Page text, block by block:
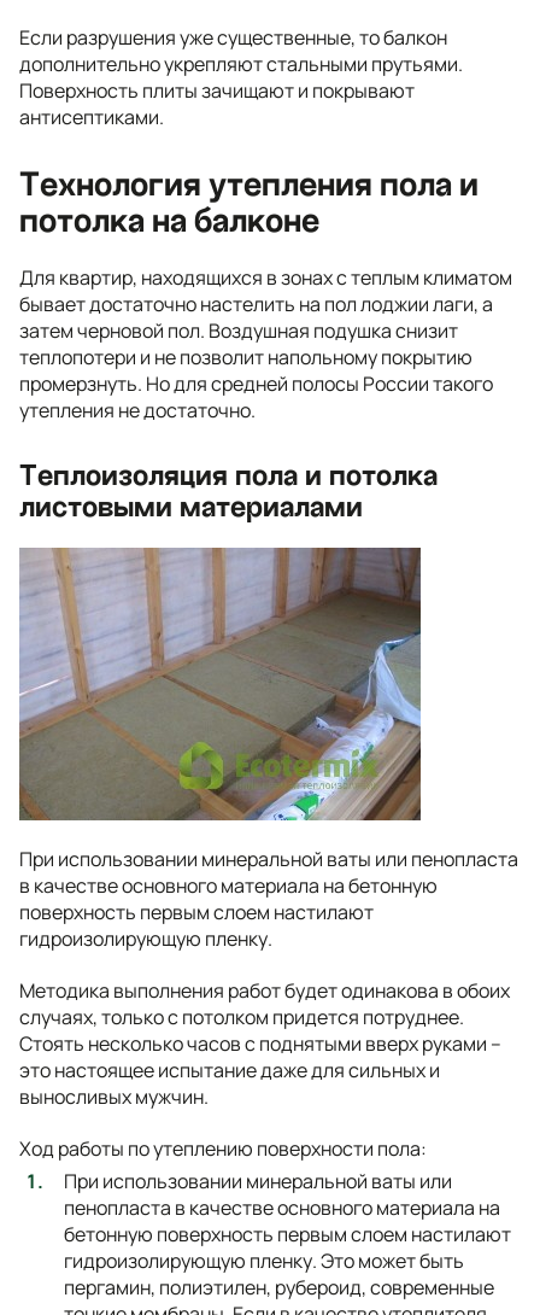
Если разрушения уже существенные, то балкон
дополнительно укрепляют стальными прутьями.
Поверхность плиты зачищают и покрывают
антисептиками.
Технология утепления пола и
потолка на балконе
Для квартир, находящихся в зонах с теплым климатом
бывает достаточно настелить на пол лоджии лаги, а
затем черновой пол. Воздушная подушка снизит
теплопотери и не позволит напольному покрытию
промерзнуть. Но для средней полосы России такого
утепления не достаточно.
Теплоизоляция пола и потолка
листовыми материалами
При использовании минеральной ваты или пенопласта
в качестве основного материала на бетонную
поверхность первым слоем настилают
гидроизолирующую пленку.
Методика выполнения работ будет одинакова в обоих
случаях, только с потолком придется потруднее.
Стоять несколько часов с поднятыми вверх руками –
это настоящее испытание даже для сильных и
выносливых мужчин.
Ход работы по утеплению поверхности пола:
При использовании минеральной ваты или
пенопласта в качестве основного материала на
бетонную поверхность первым слоем настилают
гидроизолирующую пленку. Это может быть
пергамин, полиэтилен, рубероид, современные